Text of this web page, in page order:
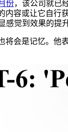
份，该公司就已
内容或让它自行
觉到效果的提升
会是记忆。他